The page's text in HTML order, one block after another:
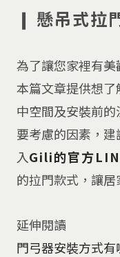
❙ 懸吊式拉
為了讓您家裡有美
本篇文章提供想
中空間及安裝前
要考慮的因素，
入Gili的官方
的拉門款式，讓居
延伸閱讀
門弓器安裝方式